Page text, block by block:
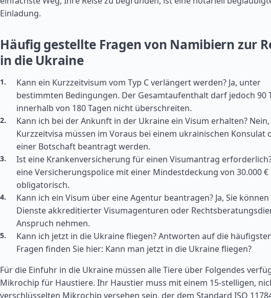
Einladung.
Häufig gestellte Fragen von Namibiern zur
in die Ukraine
Kann ein Kurzzeitvisum vom Typ C verlängert werden? Ja, unter
bestimmten Bedingungen. Der Gesamtaufenthalt darf jedoch 90
innerhalb von 180 Tagen nicht überschreiten.
Kann ich bei der Ankunft in der Ukraine ein Visum erhalten? Nein,
Kurzzeitvisa müssen im Voraus bei einem ukrainischen Konsulat
einer Botschaft beantragt werden.
Ist eine Krankenversicherung für einen Visumantrag erforderlich?
eine Versicherungspolice mit einer Mindestdeckung von 30.000 €
obligatorisch.
Kann ich ein Visum über eine Agentur beantragen? Ja, Sie
Dienste akkreditierter Visumagenturen oder
Anspruch nehmen.
Kann ich jetzt in die Ukraine fliegen? Antworten auf die
Fragen finden Sie hier: Kann man jetzt in die Ukraine fliegen?
Für die Einfuhr in die Ukraine müssen alle Tiere über Folgendes
Mikrochip für Haustiere. Ihr Haustier muss mit einem 15-stelligen,
verschlüsselten Mikrochip versehen sein, der dem Standard ISO